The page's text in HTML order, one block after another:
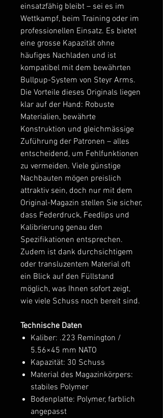
einsatzfähig bleibt – sei es im
Wettkampf, beim Training oder im
professionellen Einsatz. Es bietet
eine grosse Kapazität ohne
häufiges Nachladen und ist
kompatibel mit dem bewährten
Bullpup-System von Steyr Arms.
Die Vorteile dieses Originals liegen
klar auf der Hand: Robuste
Materialien, bewährte
Konstruktion und gleichmässige
Zuführung der Patronen – alles
entscheidend, um Fehlfunktionen
zu vermeiden. Viele günstige
Nachbauten mögen preislich
attraktiv sein, doch nur mit dem
Original-Magazin stellen Sie sicher,
dass Federdruck, Feedlips und
Kalibrierung genau den
Spezifikationen entsprechen.
Zudem ist dank durchsichtigem
oder transluzentem Material oft
ein Blick auf den Füllstand
möglich, was Ihnen sofort zeigt,
wie viele Schuss noch bereit sind.
Technische Daten
Kaliber: .223 Remington /
5.56×45 mm NATO
Kapazität: 30 Schuss
Material des Magazinkörpers:
stabiles Polymer
Bodenplatte: Polymer, farblich
angepasst